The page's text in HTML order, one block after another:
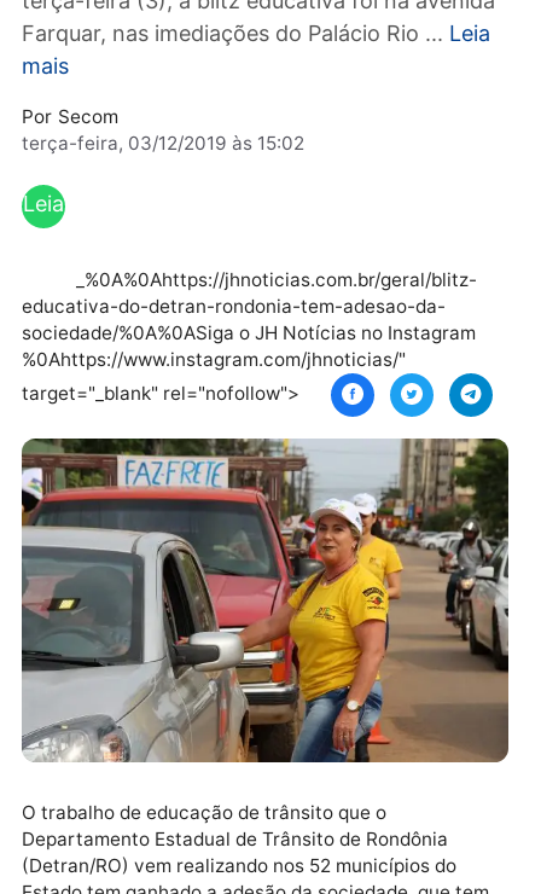
previnem acidentes e mortes. Na manhã
terça-feira (3), a blitz educativa foi na
mais
Por
terça-feira, 03/12/2019 às 15:02
mai
s _%0A%0Ahttps://jhnoticias.com.br/geral/blitz-
educativa-do-detran-rondonia-tem-adesao-da-
sociedade/%0A%0ASiga o JH Notícias no Instagram
%0Ahttps://www.instagram.com/jhnoticias/"
target="_blank" rel="nofollow">